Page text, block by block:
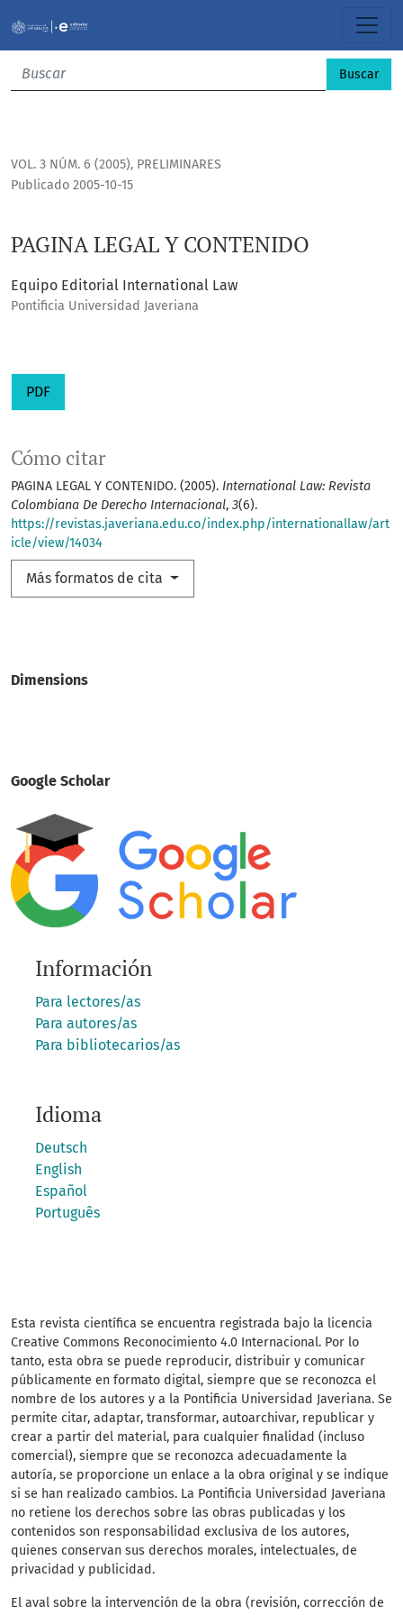
Buscar
VOL. 3 NÚM. 6 (2005), PRELIMINARES
PAGINA LEGAL Y CONTENIDO
Publicado 2005-10-15
Equipo Editorial International Law
Pontificia Universidad Javeriana
PDF
Cómo citar
PAGINA LEGAL Y CONTENIDO. (2005). International Law: Revista
Colombiana De Derecho Internacional, 3(6).
https://revistas.javeriana.edu.co/index.php/internationallaw/art
icle/view/14034
Más formatos de cita
Dimensions
Google Scholar
Información
Para lectores/as
Para autores/as
Para bibliotecarios/as
Idioma
Deutsch
English
Español
Português
Esta revista científica se encuentra registrada bajo la licencia
Creative Commons Reconocimiento 4.0 Internacional. Por lo
tanto, esta obra se puede reproducir, distribuir y comunicar
públicamente en formato digital, siempre que se reconozca el
nombre de los autores y a la Pontificia Universidad Javeriana. Se
permite citar, adaptar, transformar, autoarchivar, republicar y
crear a partir del material, para cualquier finalidad (incluso
comercial), siempre que se reconozca adecuadamente la
autoría, se proporcione un enlace a la obra original y se indique
si se han realizado cambios. La Pontificia Universidad Javeriana
no retiene los derechos sobre las obras publicadas y los
contenidos son responsabilidad exclusiva de los autores,
quienes conservan sus derechos morales, intelectuales, de
privacidad y publicidad.
El aval sobre la intervención de la obra (revisión, corrección de